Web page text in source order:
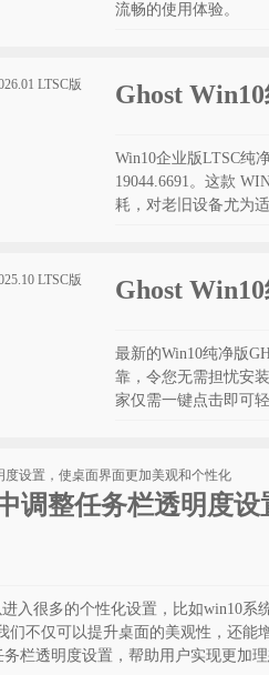
流畅的使用体验。
Ghost
Win10企业版LTSC纯
19044.6691。这款
耗，对老旧设备尤为
Ghost
最新的Win10纯净版
靠，令您无需担忧安
家仅需一键点击即可
调整任务栏透明度
入很多的个性化设置，比如win10系
们不仅可以提升桌面的美观性，还能
务栏透明度设置，帮助用户实现更加